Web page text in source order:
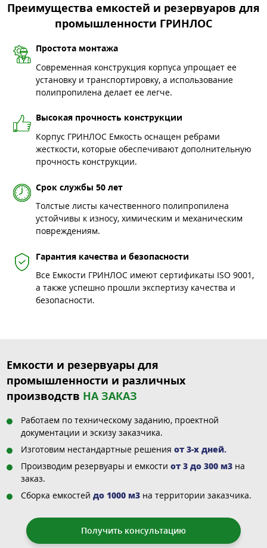
Преимущества емкостей и резервуаров для
промышленности ГРИНЛОС
Простота монтажа
Современная конструкция корпуса упрощает ее
установку и транспортировку, а использование
полипропилена делает ее легче.
Высокая прочность конструкции
Корпус ГРИНЛОС Емкость оснащен ребрами
жесткости, которые обеспечивают дополнительную
прочность конструкции.
Срок службы 50 лет
Толстые листы качественного полипропилена
устойчивы к износу, химическим и механическим
повреждениям.
Гарантия качества и безопасности
Все Емкости ГРИНЛОС имеют сертификаты ISO 9001,
а также успешно прошли экспертизу качества и
безопасности.
Емкости и резервуары для
промышленности и различных
производств НА ЗАКАЗ
Работаем по техническому заданию, проектной
документации и эскизу заказчика.
Изготовим нестандартные решения от 3-х дней.
Производим резервуары и емкости от 3 до 300 м3 на
заказ.
Сборка емкостей до 1000 м3 на территории заказчика.
Получить консультацию